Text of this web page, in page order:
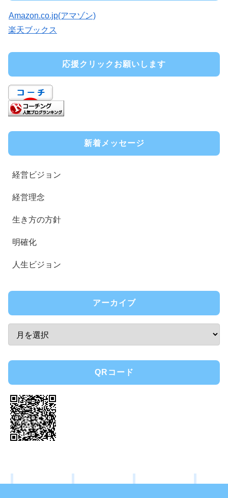
Amazon.co.jp(アマゾン)
楽天ブックス
応援クリックお願いします
新着メッセージ
経営ビジョン
経営理念
生き方の方針
明確化
人生ビジョン
アーカイブ
QRコード